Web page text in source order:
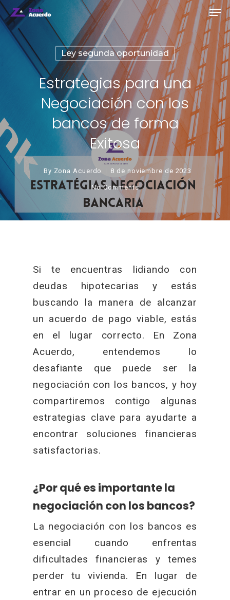
Ley segunda oportunidad
Estrategias para una
Negociación con los
bancos de forma
Exitosa
By Zona Acuerdo 8 de noviembre de 2023
No Comments
Si te encuentras lidiando con
deudas hipotecarias y estás
buscando la manera de alcanzar
un acuerdo de pago viable, estás
en el lugar correcto. En Zona
Acuerdo, entendemos lo
desafiante que puede ser la
negociación con los bancos, y hoy
compartiremos contigo algunas
estrategias clave para ayudarte a
encontrar soluciones financieras
satisfactorias.
¿Por qué es importante la
negociación con los bancos?
La negociación con los bancos es
esencial cuando enfrentas
dificultades financieras y temes
perder tu vivienda. En lugar de
entrar en un proceso de ejecución